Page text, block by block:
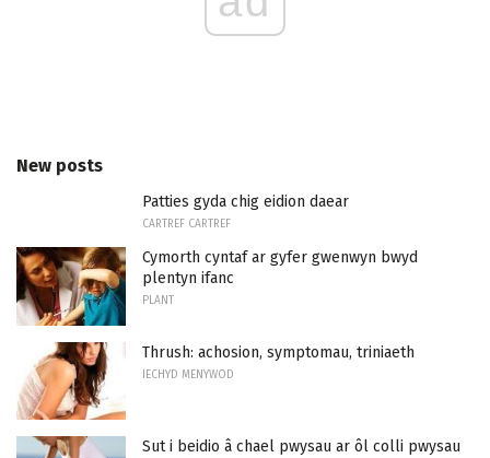
New posts
Patties gyda chig eidion daear
CARTREF CARTREF
Cymorth cyntaf ar gyfer gwenwyn bwyd
plentyn ifanc
PLANT
Thrush: achosion, symptomau, triniaeth
IECHYD MENYWOD
Sut i beidio â chael pwysau ar ôl colli pwysau